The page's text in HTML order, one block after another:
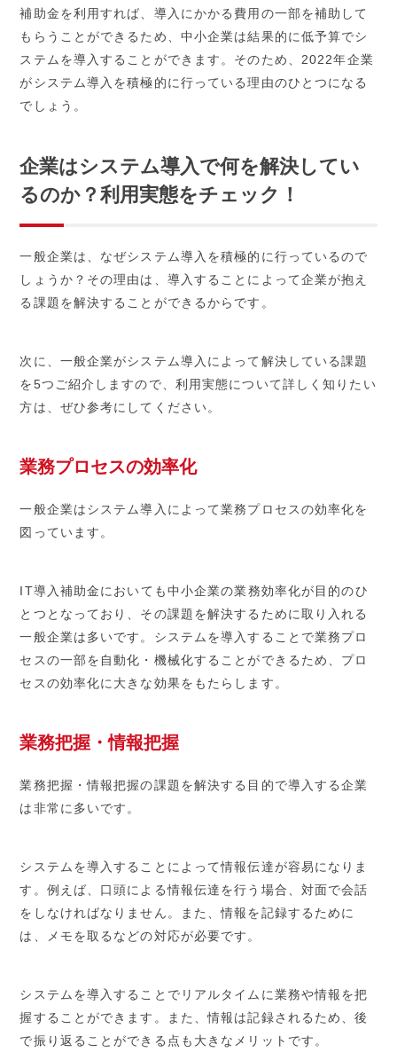
補助金を利用すれば、導入にかかる費用の一部を補助して
もらうことができるため、中小企業は結果的に低予算でシ
ステムを導入することができます。そのため、2022年企業
がシステム導入を積極的に行っている理由のひとつになる
でしょう。
企業はシステム導入で何を解決してい
るのか？利用実態をチェック！
一般企業は、なぜシステム導入を積極的に行っているので
しょうか？その理由は、導入することによって企業が抱え
る課題を解決することができるからです。
次に、一般企業がシステム導入によって解決している課題
を5つご紹介しますので、利用実態について詳しく知りたい
方は、ぜひ参考にしてください。
業務プロセスの効率化
一般企業はシステム導入によって業務プロセスの効率化を
図っています。
IT導入補助金においても中小企業の業務効率化が目的のひ
とつとなっており、その課題を解決するために取り入れる
一般企業は多いです。システムを導入することで業務プロ
セスの一部を自動化・機械化することができるため、プロ
セスの効率化に大きな効果をもたらします。
業務把握・情報把握
業務把握・情報把握の課題を解決する目的で導入する企業
は非常に多いです。
システムを導入することによって情報伝達が容易になりま
す。例えば、口頭による情報伝達を行う場合、対面で会話
をしなければなりません。また、情報を記録するために
は、メモを取るなどの対応が必要です。
システムを導入することでリアルタイムに業務や情報を把
握することができます。また、情報は記録されるため、後
で振り返ることができる点も大きなメリットです。